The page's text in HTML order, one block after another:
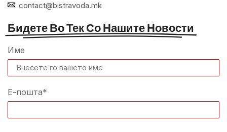
contact@bistravoda.mk
Бидете Во Тек Со Нашите Новости
Име
Е-пошта*